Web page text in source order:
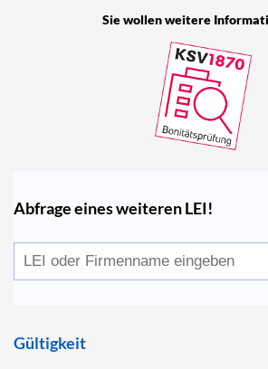
Sie wollen weitere
Abfrage eines weiteren LEI!
Gültigkeit